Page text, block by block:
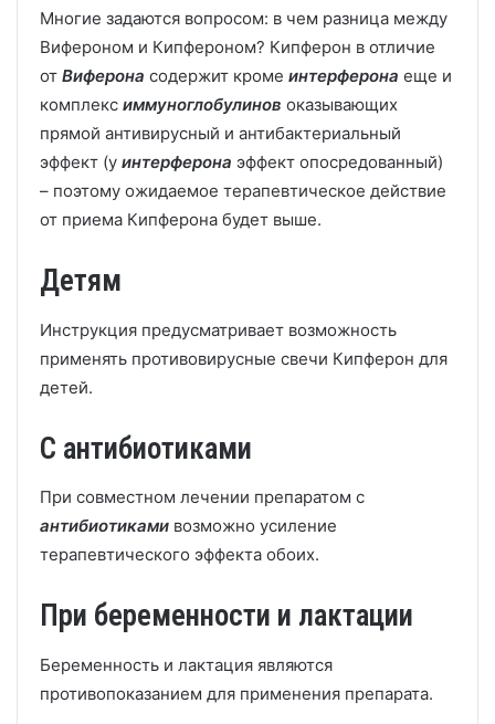
Многие задаются вопросом: в чем разница между
Вифероном и Кипфероном? Кипферон в отличие
от Виферона содержит кроме интерферона еще и
комплекс иммуноглобулинов оказывающих
прямой антивирусный и антибактериальный
эффект (у интерферона эффект опосредованный)
– поэтому ожидаемое терапевтическое действие
от приема Кипферона будет выше.
Детям
Инструкция предусматривает возможность
применять противовирусные свечи Кипферон для
детей.
С антибиотиками
При совместном лечении препаратом с
антибиотиками возможно усиление
терапевтического эффекта обоих.
При беременности и лактации
Беременность и лактация являются
противопоказанием для применения препарата.